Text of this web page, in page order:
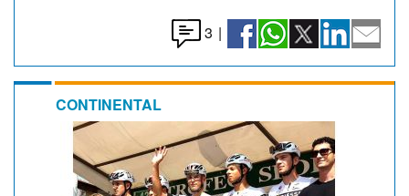
3 |
CONTINENTAL